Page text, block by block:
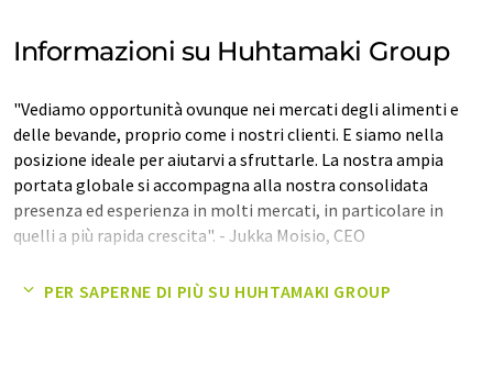
Informazioni su Huhtamaki Group
"Vediamo opportunità ovunque nei mercati degli alimenti e
delle bevande, proprio come i nostri clienti. E siamo nella
posizione ideale per aiutarvi a sfruttarle. La nostra ampia
portata globale si accompagna alla nostra consolidata
presenza ed esperienza in molti mercati, in particolare in
quelli a più rapida crescita". - Jukka Moisio, CEO
In Huhtamaki vogliamo crescere come i nostri clienti. È per
PER SAPERNE DI PIÙ SU HUHTAMAKI GROUP